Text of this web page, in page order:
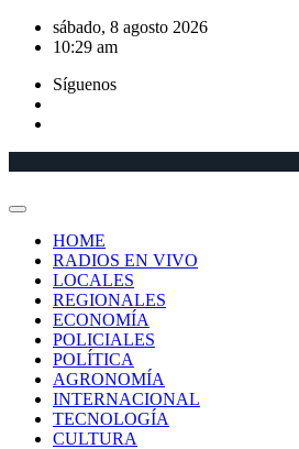
Saltar
sábado, 8 agosto 2026
10:29 am
Síguenos
HOME
RADIOS EN VIVO
LOCALES
REGIONALES
ECONOMÍA
POLICIALES
POLÍTICA
AGRONOMÍA
INTERNACIONAL
TECNOLOGÍA
CULTURA